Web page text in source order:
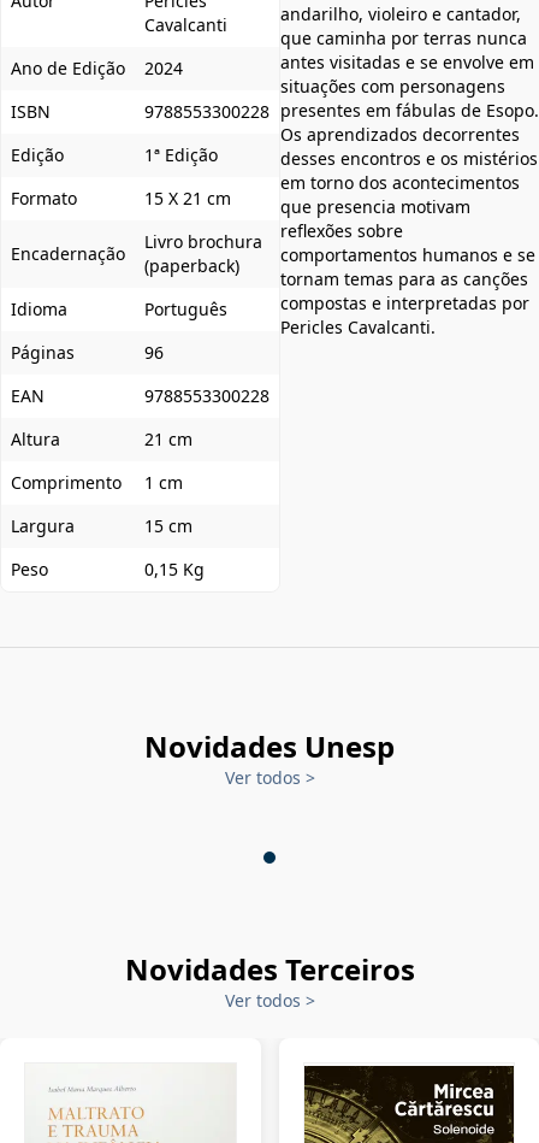
Cavalcanti
Ano de Edição
2024
ISBN
9788553300228
Edição
1ª Edição
Formato
15 X 21 cm
Encadernação
Livro brochura
(paperback)
Idioma
Português
Páginas
96
EAN
9788553300228
Altura
21 cm
Comprimento
1 cm
Largura
15 cm
Peso
0,15 Kg
andarilho, violeiro e cantador,
que caminha por terras nunca
antes visitadas e se envolve em
situações com personagens
presentes em fábulas de Esopo.
Os aprendizados decorrentes
desses encontros e os mistérios
em torno dos acontecimentos
que presencia motivam
reflexões sobre
comportamentos humanos e se
tornam temas para as canções
compostas e interpretadas por
Pericles Cavalcanti.
Novidades Unesp
Ver todos >
Novidades Terceiros
Ver todos >